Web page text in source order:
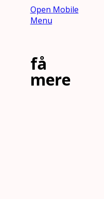
Open Mobile
Menu
få
mere